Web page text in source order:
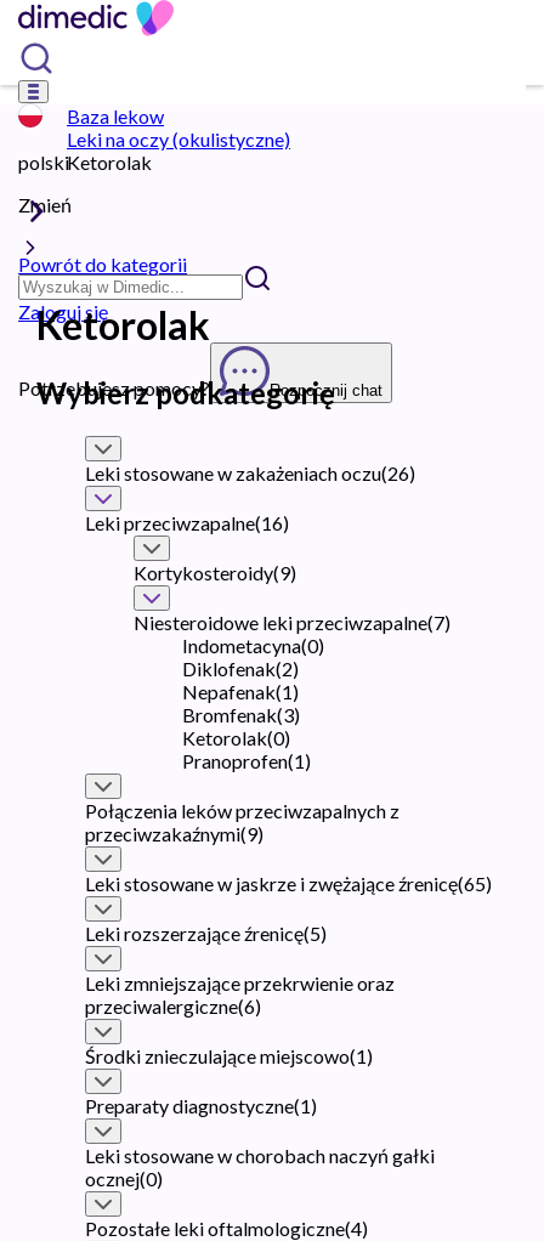
polski
Zmień
Zaloguj się
Potrzebujesz pomocy? Rozpocznij chat
Baza lekow
Leki na oczy (okulistyczne)
Ketorolak
Powrót do kategorii
Ketorolak
Wybierz podkategorię
Leki stosowane w zakażeniach oczu(26)
Leki przeciwzapalne(16)
Kortykosteroidy(9)
Niesteroidowe leki przeciwzapalne(7)
Indometacyna(0)
Diklofenak(2)
Nepafenak(1)
Bromfenak(3)
Ketorolak(0)
Pranoprofen(1)
Połączenia leków przeciwzapalnych z
przeciwzakaźnymi(9)
Leki stosowane w jaskrze i zwężające źrenicę(65)
Leki rozszerzające źrenicę(5)
Leki zmniejszające przekrwienie oraz
przeciwalergiczne(6)
Środki znieczulające miejscowo(1)
Preparaty diagnostyczne(1)
Leki stosowane w chorobach naczyń gałki
ocznej(0)
Pozostałe leki oftalmologiczne(4)